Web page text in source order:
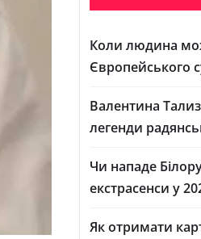
Коли людина
Європейського
Валентина
легенди
Чи нападе
екстрасенси у
Як отримати